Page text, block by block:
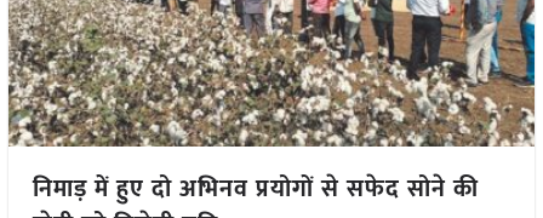
निमाड़ में हुए दो अभिनव प्रयोगों से सफेद सोने की